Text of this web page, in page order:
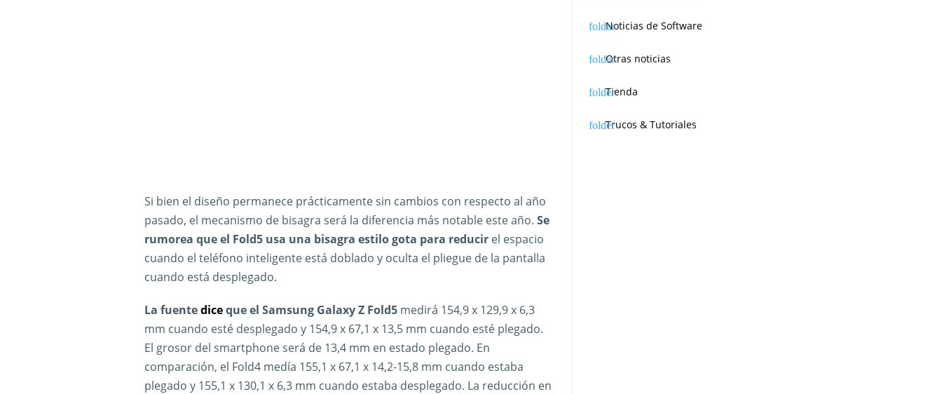
Si bien el diseño permanece prácticamente sin cambios con respecto al año
pasado, el mecanismo de bisagra será la diferencia más notable este año. Se
rumorea que el Fold5 usa una bisagra estilo gota para reducir el espacio
cuando el teléfono inteligente está doblado y oculta el pliegue de la pantalla
cuando está desplegado.
La fuentediceque el Samsung Galaxy Z Fold5 medirá 154,9 x 129,9 x 6,3
mm cuando esté desplegado y 154,9 x 67,1 x 13,5 mm cuando esté plegado.
El grosor del smartphone será de 13,4 mm en estado plegado. En
comparación, el Fold4 medía 155,1 x 67,1 x 14,2-15,8 mm cuando estaba
plegado y 155,1 x 130,1 x 6,3 mm cuando estaba desplegado. La reducción en
Noticias de Software
Otras noticias
Tienda
Trucos & Tutoriales